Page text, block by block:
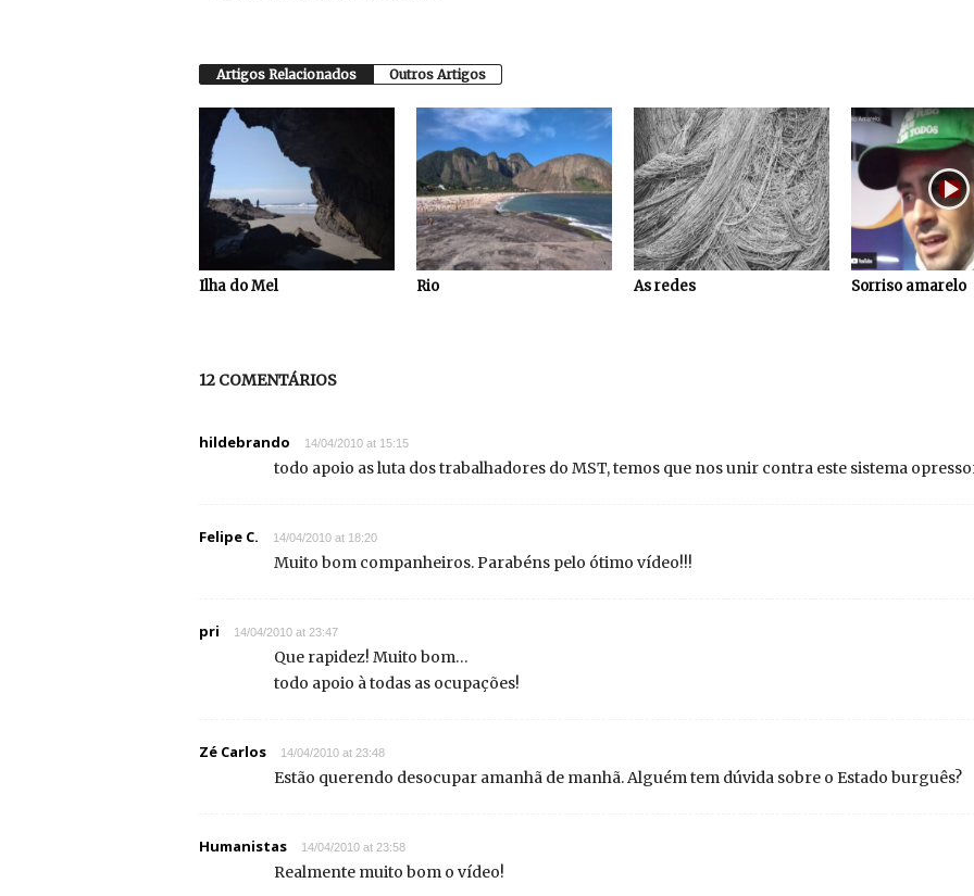
Artigos Relacionados Outros Artigos
Ilha do Mel Rio As redes Sorriso amarelo
12 COMENTÁRIOS
hildebrando 14/04/2010 at 15:15
todo apoio as luta dos trabalhadores do MST, temos que nos unir contra este sistema
Felipe C. 14/04/2010 at 18:20
Muito bom companheiros. Parabéns pelo ótimo vídeo!!!
pri 14/04/2010 at 23:47
Que rapidez! Muito bom…
todo apoio à todas as ocupações!
Zé Carlos 14/04/2010 at 23:48
Estão querendo desocupar amanhã de manhã. Alguém tem dúvida sobre o Estado burguês?
Humanistas 14/04/2010 at 23:58
Realmente muito bom o vídeo!